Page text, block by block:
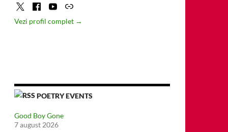
Vezi profil complet →
POETRY EVENTS
Good Boy Gone
7 august 2026